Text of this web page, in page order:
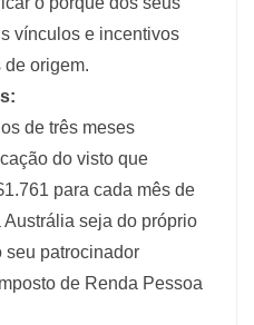
vínculos e incentivos
de origem.
de três meses
do visto que
para cada mês de
Austrália seja do próprio
seu patrocinador
de Renda Pessoa